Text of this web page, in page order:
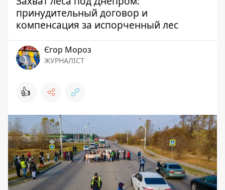
принудительный договор и
компенсация за испорченный лес
Єгор Мороз
ЖУРНАЛІСТ
👍